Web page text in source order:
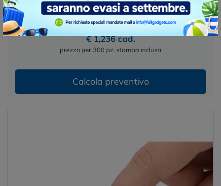
55021 Disponibile
€ 1,236 cad.
prezzo per 300 pz. stampa inclusa
Calcola preventivo